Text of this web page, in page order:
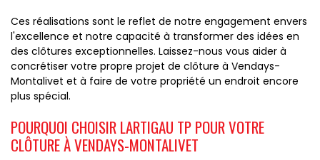
Ces réalisations sont le reflet de notre engagement envers
l'excellence et notre capacité à transformer des idées en
des clôtures exceptionnelles. Laissez-nous vous aider à
concrétiser votre propre projet de clôture à Vendays-
Montalivet et à faire de votre propriété un endroit encore
plus spécial.
POURQUOI CHOISIR LARTIGAU TP POUR VOTRE
CLÔTURE À VENDAYS-MONTALIVET